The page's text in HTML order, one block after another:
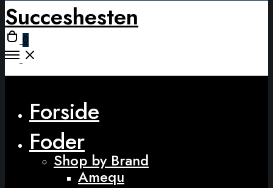
modal
Succeshesten
Open
cart
0
Open
Forside
Foder
Shop by Brand
Amequ